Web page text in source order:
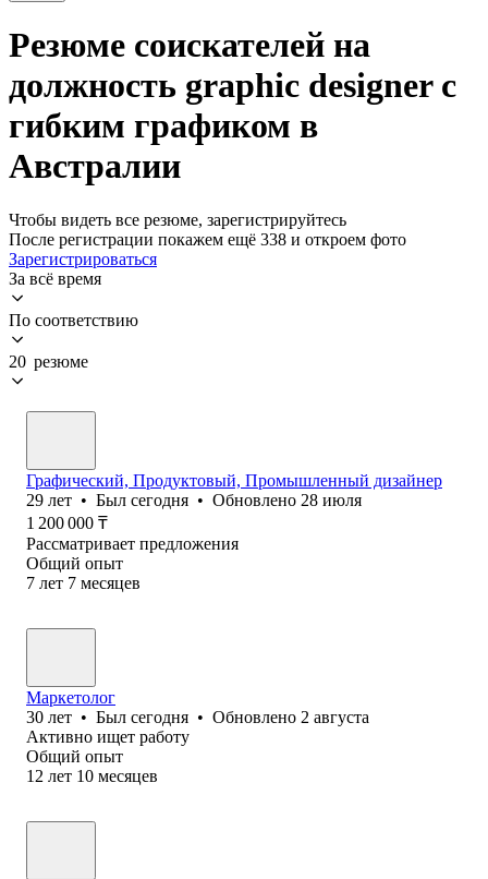
Резюме соискателей на
должность graphic designer с
гибким графиком в
Австралии
Чтобы видеть все резюме, зарегистрируйтесь
После регистрации покажем ещё 338 и откроем фото
Зарегистрироваться
За всё время
По соответствию
20 резюме
Графический, Продуктовый, Промышленный дизайнер
29 лет • Был сегодня • Обновлено 28 июля
1 200 000 ₸
Рассматривает предложения
Общий опыт
7 лет 7 месяцев
Маркетолог
30 лет • Был сегодня • Обновлено 2 августа
Активно ищет работу
Общий опыт
12 лет 10 месяцев